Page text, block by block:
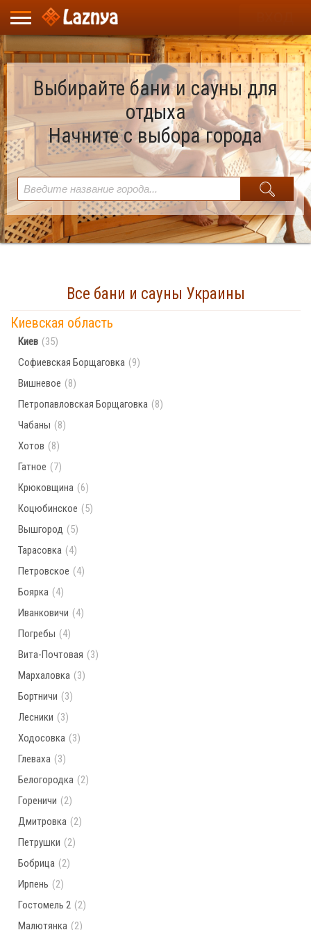
Выбирайте бани и сауны для
отдыха
Начните с выбора города
Найдено
Населённых пунктов по поисковому запросу
не найдено. Попробуйте ввести другой город
Все бани и сауны Украины
Киевская область
Киев (35)
Софиевская Борщаговка (9)
Вишневое (8)
Петропавловская Борщаговка (8)
Чабаны (8)
Хотов (8)
Гатное (7)
Крюковщина (6)
Коцюбинское (5)
Вышгород (5)
Тарасовка (4)
Петровское (4)
Боярка (4)
Иванковичи (4)
Погребы (4)
Вита-Почтовая (3)
Мархаловка (3)
Бортничи (3)
Лесники (3)
Ходосовка (3)
Глеваха (3)
Белогородка (2)
Гореничи (2)
Дмитровка (2)
Петрушки (2)
Бобрица (2)
Ирпень (2)
Гостомель 2 (2)
Малютянка (2)